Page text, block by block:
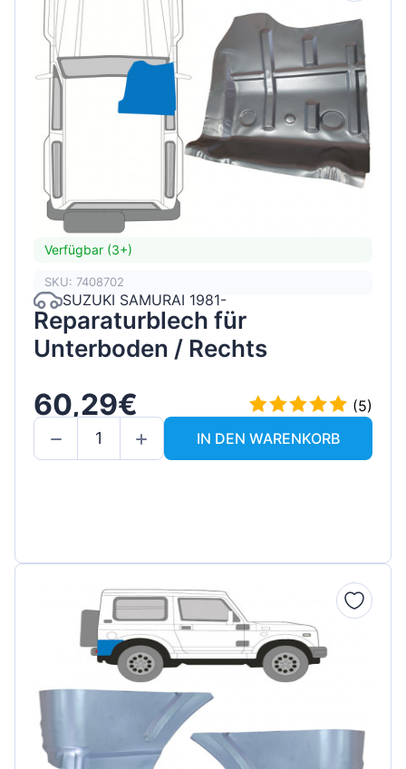
Verfügbar (3+)
SKU: 7408702
SUZUKI SAMURAI 1981-
Reparaturblech für
Unterboden / Rechts
60,29€
(5)
IN DEN WARENKORB